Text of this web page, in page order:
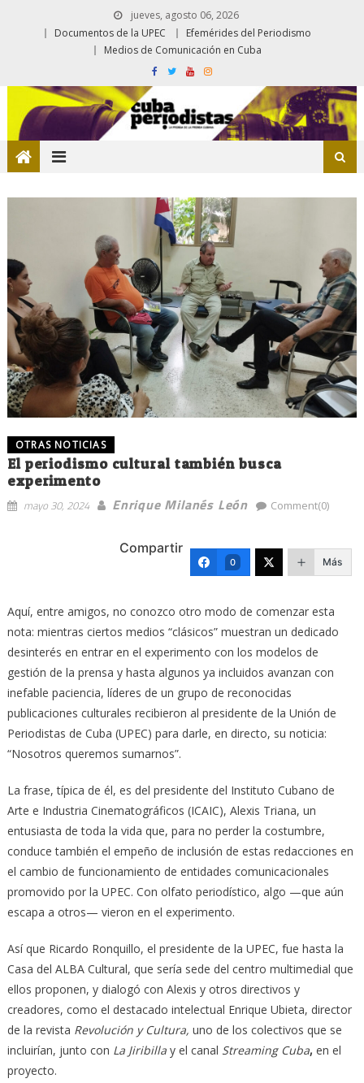
jueves, agosto 06, 2026
Documentos de la UPEC
Efemérides del Periodismo
Medios de Comunicación en Cuba
OTRAS NOTICIAS
El periodismo cultural también busca
experimento
mayo 30, 2024 Enrique Milanés León Comment(0)
Compartir
0 Más
Aquí, entre amigos, no conozco otro modo de comenzar esta
nota: mientras ciertos medios “clásicos” muestran un dedicado
desinterés en entrar en el experimento con los modelos de
gestión de la prensa y hasta algunos ya incluidos avanzan con
inefable paciencia, líderes de un grupo de reconocidas
publicaciones culturales recibieron al presidente de la Unión de
Periodistas de Cuba (UPEC) para darle, en directo, su noticia:
“Nosotros queremos sumarnos”.
La frase, típica de él, es del presidente del Instituto Cubano de
Arte e Industria Cinematográficos (ICAIC), Alexis Triana, un
entusiasta de toda la vida que, para no perder la costumbre,
conduce también el empeño de inclusión de estas redacciones en
el cambio de funcionamiento de entidades comunicacionales
promovido por la UPEC. Con olfato periodístico, algo —que aún
escapa a otros— vieron en el experimento.
Así que Ricardo Ronquillo, el presidente de la UPEC, fue hasta la
Casa del ALBA Cultural, que sería sede del centro multimedial que
ellos proponen, y dialogó con Alexis y otros directivos y
creadores, como el destacado intelectual Enrique Ubieta, director
de la revista Revolución y Cultura, uno de los colectivos que se
incluirían, junto con La Jiribillay el canal Streaming Cuba, en el
proyecto.